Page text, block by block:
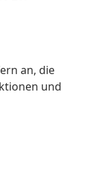
an, die
und